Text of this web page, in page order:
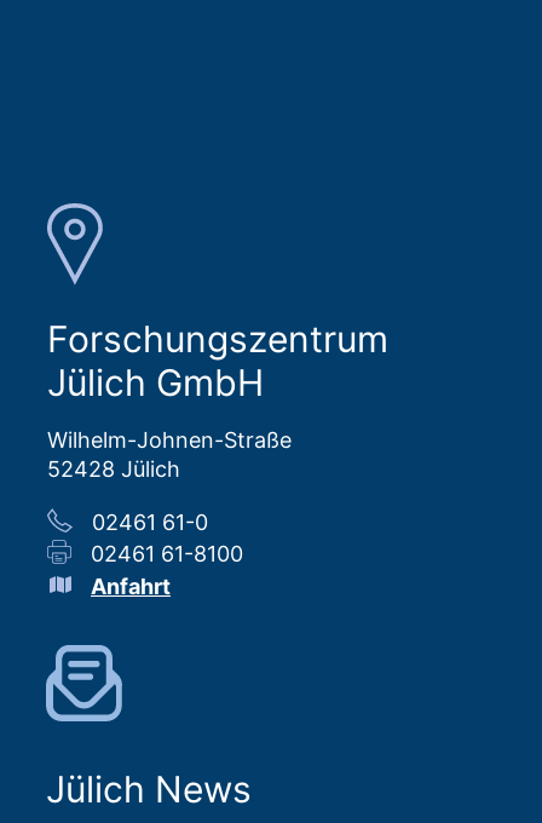
Forschungszentrum
Jülich GmbH
Wilhelm-Johnen-Straße
52428 Jülich
02461 61-0
02461 61-8100
Anfahrt
Jülich News